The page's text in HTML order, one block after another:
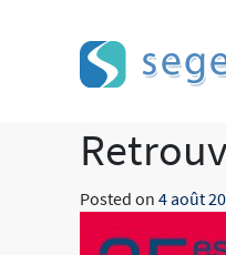
Posted on 4 août